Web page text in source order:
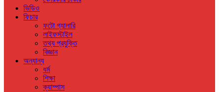
ভিডিও
ফিচার
ফটো গ্যালারি
লাইফস্টাইল
তথ্য প্রযুক্তি
বিজ্ঞান
অন্যান্য
ধর্ম
শিক্ষা
ক্যাম্পাস